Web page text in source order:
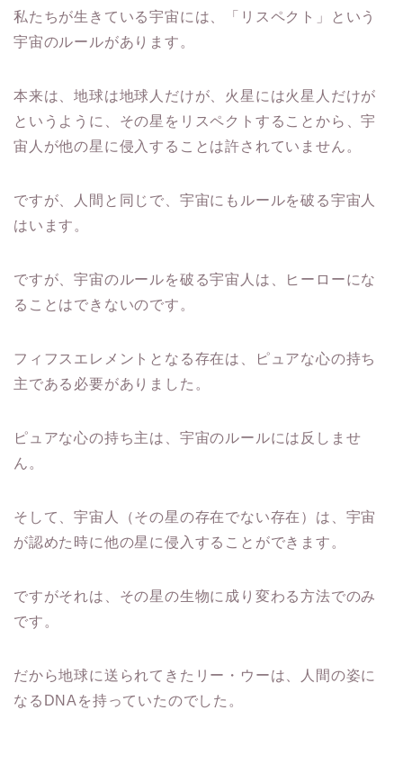
私たちが生きている宇宙には、「リスペクト」という
宇宙のルールがあります。
本来は、地球は地球人だけが、火星には火星人だけが
というように、その星をリスペクトすることから、宇
宙人が他の星に侵入することは許されていません。
ですが、人間と同じで、宇宙にもルールを破る宇宙人
はいます。
ですが、宇宙のルールを破る宇宙人は、ヒーローにな
ることはできないのです。
フィフスエレメントとなる存在は、ピュアな心の持ち
主である必要がありました。
ピュアな心の持ち主は、宇宙のルールには反しませ
ん。
そして、宇宙人（その星の存在でない存在）は、宇宙
が認めた時に他の星に侵入することができます。
ですがそれは、その星の生物に成り変わる方法でのみ
です。
だから地球に送られてきたリー・ウーは、人間の姿に
なるDNAを持っていたのでした。